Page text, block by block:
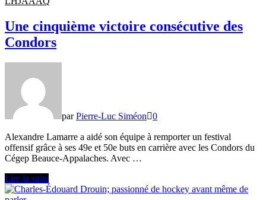
dévastatrice
Une cinquième victoire consécutive des
Condors
parPierre-Luc Siméon 0
Alexandre Lamarre a aidé son équipe à remporter un festival
offensif grâce à ses 49e et 50e buts en carrière avec les Condors du
Cégep Beauce-Appalaches. Avec …
Une
cinquième
Lire la suite